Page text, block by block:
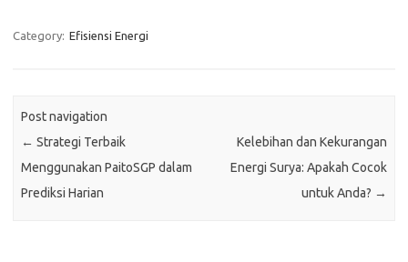
Category: Efisiensi Energi
Post navigation
← Strategi Terbaik
Menggunakan PaitoSGP dalam
Prediksi Harian
Kelebihan dan Kekurangan
Energi Surya: Apakah Cocok
untuk Anda? →